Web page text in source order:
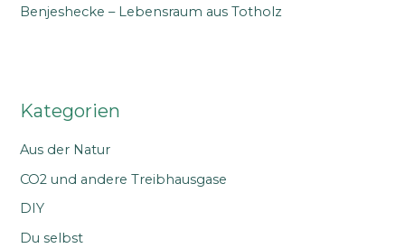
Benjeshecke – Lebensraum aus Totholz
Kategorien
Aus der Natur
CO2 und andere Treibhausgase
DIY
Du selbst